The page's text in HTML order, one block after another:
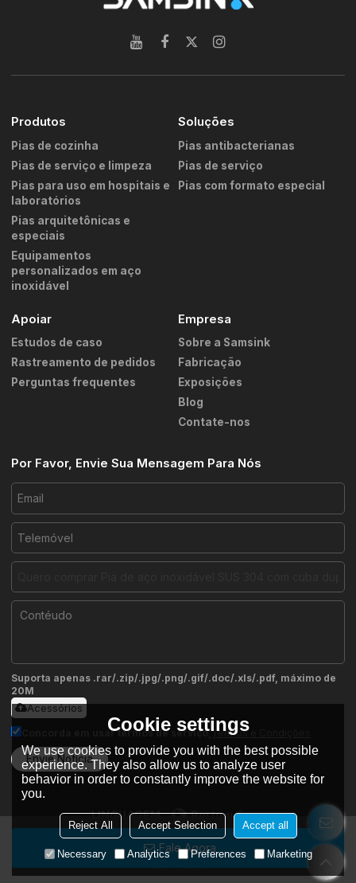
Fale Agora
Produtos
Pias de cozinha
Pias de serviço e limpeza
Pias para uso em hospitais e
laboratórios
Pias arquitetônicas e
especiais
Equipamentos
personalizados em aço
inoxidável
Soluções
Pias antibacterianas
Pias de serviço
Pias com formato especial
Apoiar
Estudos de caso
Rastreamento de pedidos
Perguntas frequentes
Empresa
Sobre a Samsink
Fabricação
Exposições
Blog
Contate-nos
Por Favor, Envie Sua Mensagem Para Nós
Suporta apenas .rar/.zip/.jpg/.png/.gif/.doc/.xls/.pdf, máximo de
20M
Acessórios
Concorda em usar termos de serviço,Termos e Condições
Envie Notícia
LINGUAGEM: Português
Copyright © 2026Samsink Stainless Steel WorksSupport By
BEE Cloud
Cookie settings
We use cookies to provide you with the best possible
experience. They also allow us to analyze user
behavior in order to constantly improve the website for
you.
Reject All Accept Selection Accept all
Necessary Analytics Preferences Marketing